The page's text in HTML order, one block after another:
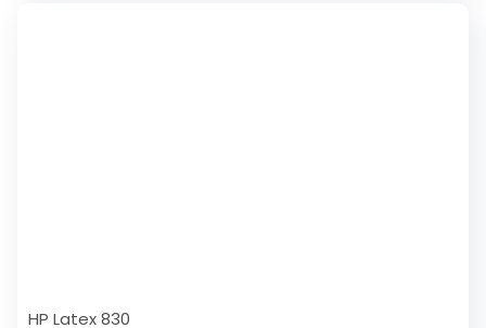
HP Latex 830